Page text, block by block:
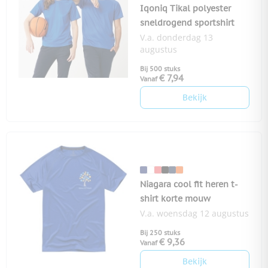
Iqoniq Tikal polyester
sneldrogend sportshirt
V.a. donderdag 13
augustus
Bij 500 stuks
Vanaf € 7,94
Bekijk
Niagara cool fit heren t-
shirt korte mouw
V.a. woensdag 12 augustus
Bij 250 stuks
Vanaf € 9,36
Bekijk